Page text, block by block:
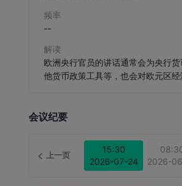
频率
--
解读
欧洲央行官员的讲话通常会为央行
他货币政策工具等，也会对欧元区
会议纪要
上一页
15:30
2026-07-24
2026-